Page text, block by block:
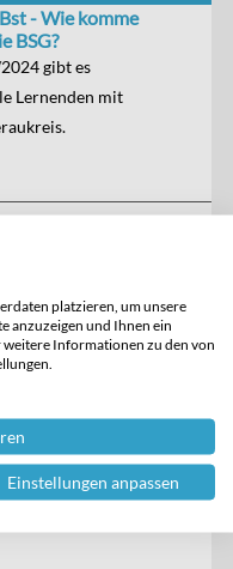
- Wie komme
BSG?
gibt es
Lernenden mit
des
07.08.2026.
platzieren, um unsere
anzuzeigen und Ihnen ein
Informationen zu den von
Einstellungen anpassen